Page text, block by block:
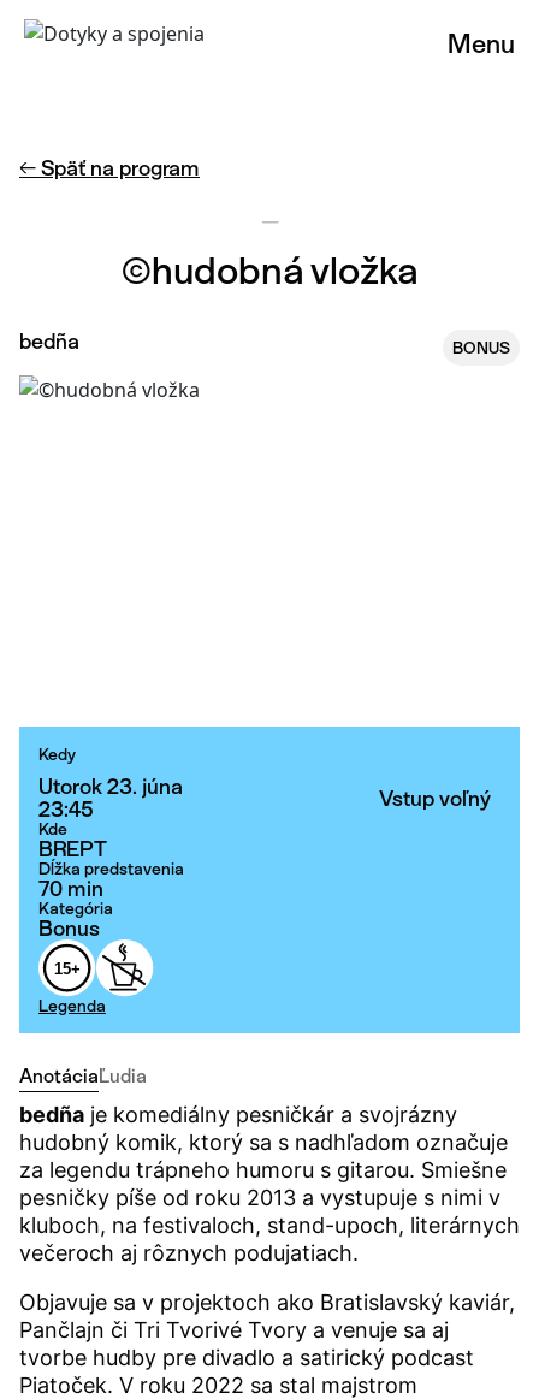
Menu
← Späť na program
—
©hudobná vložka
bedña BONUS
Kedy
Utorok 23. júna
23:45
Vstup voľný
Kde
BREPT
Dĺžka predstavenia
70 min
Kategória
Bonus
15+
Legenda
AnotáciaĽudia
bedña je komediálny pesničkár a svojrázny
hudobný komik, ktorý sa s nadhľadom označuje
za legendu trápneho humoru s gitarou. Smiešne
pesničky píše od roku 2013 a vystupuje s nimi v
kluboch, na festivaloch, stand-upoch, literárnych
večeroch aj rôznych podujatiach.
Objavuje sa v projektoch ako Bratislavský kaviár,
Pančlajn či Tri Tvorivé Tvory a venuje sa aj
tvorbe hudby pre divadlo a satirický podcast
Piatoček. V roku 2022 sa stal majstrom